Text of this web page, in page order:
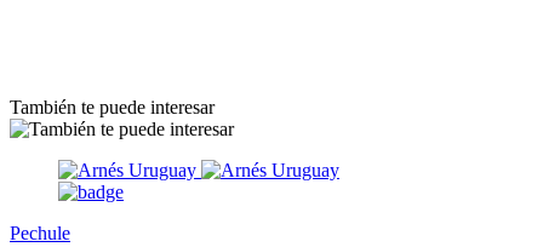
También te puede interesar
Pechule